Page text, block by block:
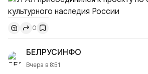
жителей региона, волонтеров и
страны. Для УРАЛ это продолжение
бренда, основанной на развитии
производства и продвижении
Компания убеждена, что уважение к
0
БЕЛРУСИНФО
Вчера в 8:51